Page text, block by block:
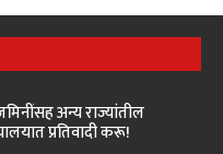
अन्य राज्यांतील
प्रतिवादी करू!